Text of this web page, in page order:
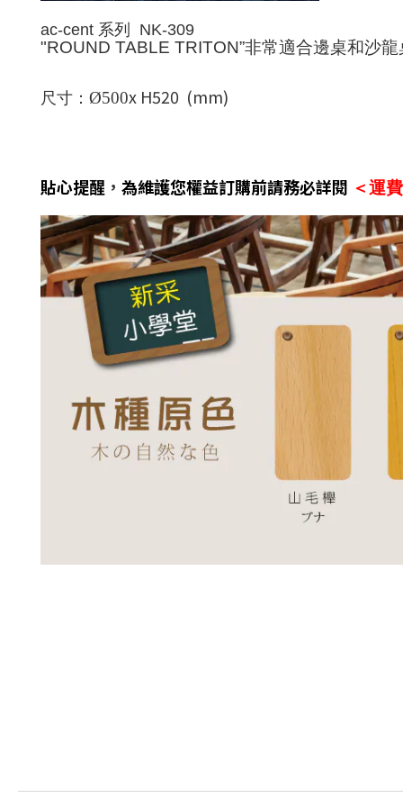
ac-cent 系列 NK-309
"ROUND TABLE TRITON”非常適合邊桌和沙
尺寸： Ø500x H520 (mm)
貼心提醒 ， 為維護您權益訂購前請務必詳閱 ＜運